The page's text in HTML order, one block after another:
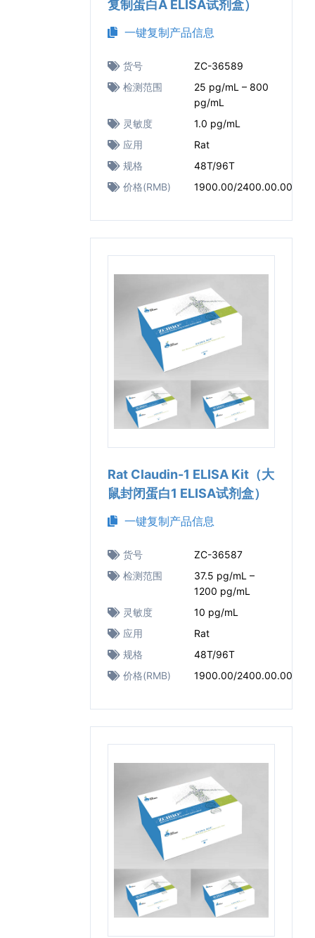
复制蛋白A ELISA试剂盒）
一键复制产品信息
货号
ZC-36589
检测范围
25 pg/mL – 800
pg/mL
灵敏度
1.0 pg/mL
应用
Rat
规格
48T/96T
价格(RMB)
1900.00/2400.00.00
Rat Claudin-1 ELISA Kit（大
鼠封闭蛋白1 ELISA试剂盒）
一键复制产品信息
货号
ZC-36587
检测范围
37.5 pg/mL –
1200 pg/mL
灵敏度
10 pg/mL
应用
Rat
规格
48T/96T
价格(RMB)
1900.00/2400.00.00